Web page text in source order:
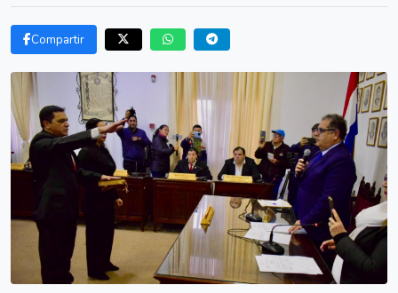
Compartir